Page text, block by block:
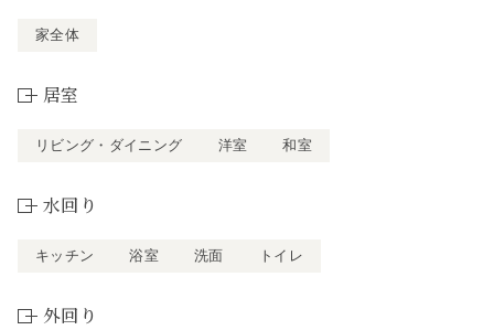
家全体
居室
リビング・ダイニング 洋室 和室
水回り
キッチン 浴室 洗面 トイレ
外回り